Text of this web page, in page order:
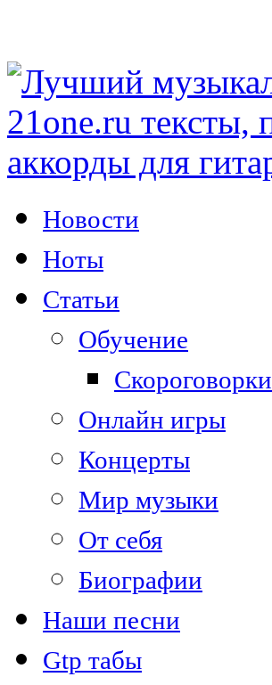
Новости
Ноты
Статьи
Обучение
Скороговорки
Онлайн игры
Концерты
Мир музыки
От себя
Биографии
Наши песни
Gtp табы